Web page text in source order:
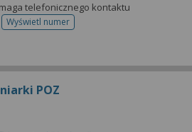
telefonicznego kontaktu
Wyświetl numertelefonu do rejestracji
POZ